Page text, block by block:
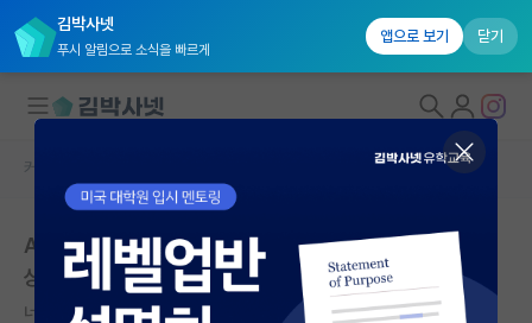
김박사넷
푸시 알림으로 소식을 빠르게
앱으로 보기 닫기
대학원생 모집
국내대학원 정보
연구실&오픈랩
커뮤니티 홈
AI 관련 게시글과 댓글 작성하시는 "누적 신고가 20개 이
상인 사용자입니다." 님 글 내용이 한결 같으시네요.
너그러운 피타고라스